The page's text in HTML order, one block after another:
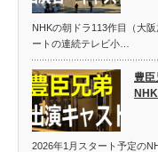
NHKの朝ドラ113作目（大
ートの連続テレビ小…
豊臣
2026年1月スタート予定の